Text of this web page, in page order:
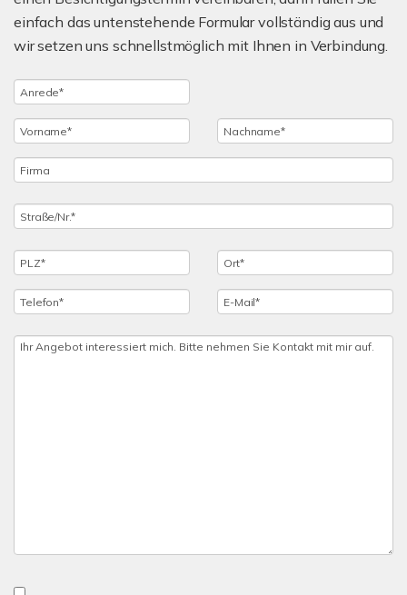
einfach das untenstehende Formular vollständig aus und
wir setzen uns schnellstmöglich mit Ihnen in Verbindung.